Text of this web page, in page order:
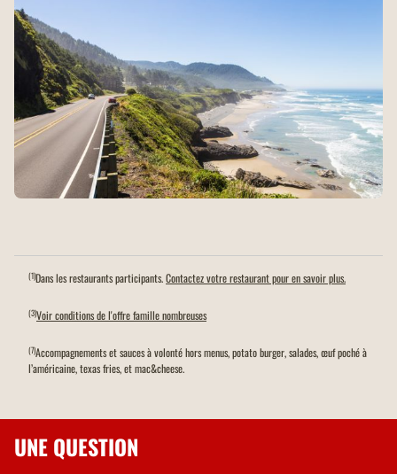
(1)Dans les restaurants participants.Contactez votre restaurant pour en savoir plus.
(3)Voir conditions de l'offre famille nombreuses
(7)Accompagnements et sauces à volonté hors menus, potato burger, salades, œuf poché à
l’américaine, texas fries, et mac&cheese.
UNE QUESTION